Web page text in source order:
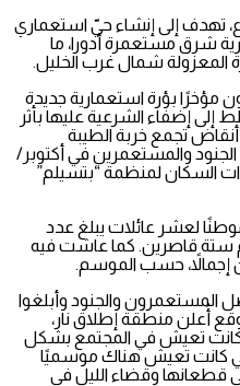
أُقرّت للإيداع، تهدف إلى إنشاء حيّ استعماري
وحدة استعمارية شرق مستعمرة أدورا، ما
شمال غرب الخليل.
مؤخرًا بؤرة استعمارية جديدة
إلى إضفاء الشرعية عليها بأثر
أنقاض تجمع خربة الطيبة
والمستعمرين في أكتوبر/
في إفادات السكان لمنظمة “بتسيلم”
لعشر عائلات يبلغ عدد
بينهم ستة قاصرين. كما عاشت فيه
إجمالاً، حسب الموسم.
تشرين الأول 2023، وصل المستعمرون والجنود وأبلغوا
أُعلن منطقة إطلاق نار،
كانت تعيش في المجتمع بشكل
كانت تعيش هناك موسميًا
قطعانها وقضاء الليل في